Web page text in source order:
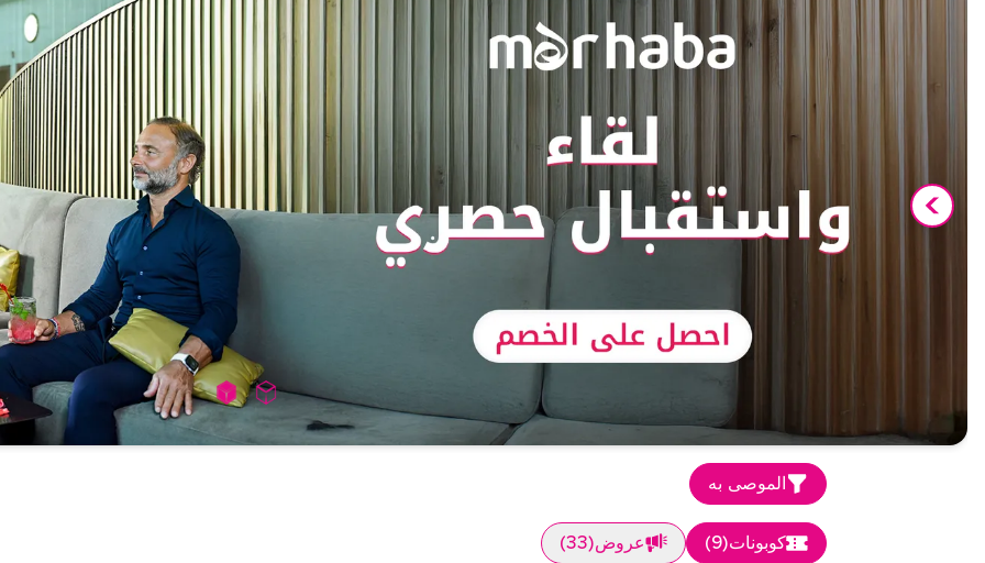
الموصى به
كوبونات(
9
) عروض(
33
)